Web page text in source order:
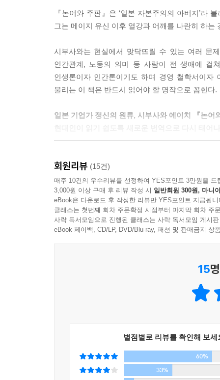
은 오래 지날수록 폐해가 생겨 장점이 단점이 되
날 사람들도 중국의 탕왕이 대야에 새겨 넣은 좌
에 날마다 새로워지려는 마음가짐이 중요하다
--- 「제5장. 이상과 미신」 중에서
『논어와 주판』은 ‘일본 자본주의의 아버지’라
그는 메이지 유신 이후 열강과 어깨를 나란히 하
시부사와는 현실에서 맞닥뜨릴 수 있는 여러 문
인간관계, 노동의 의미 등 사람이 전 생애에 걸
인생론이자 인간론이기도 하며 경영 철학서이자
불리는 이 책은 반드시 읽어야 할 명작으로 꼽힌다.
일본 기업가 정신의 원류, 시부사와 에이치 『논어
여전히 우리에게 큰 인사이트를 주고 있다. 하지
일본 고어(古語)라니 쉽게 읽힐 리가 없다. 일본
국내에도 이 책이 여러 형태로 번역되어 출간되
오랜 번역 기간을 거쳐 단어 하나하나를 현대화면
회원리뷰 (15건)
매주 10건의 우수리뷰를 선정하여 YES포인트 3만원을 드
3,000원 이상 구매 후 리뷰 작성 시 일반회원 300원, 마니
eBook은 다운로드 후 작성한 리뷰만 YES포인트 지급됩니
클래스는 첫번째 회차 주문확정 시점부터 마지막 회차 주
사락 독서모임으로 진행된 클래스는 사락 독서모임 게시
eBook 페이백, CD/LP, DVD/Blu-ray, 패션 및 판매금지 상
15
별점별로 리뷰를 확인해 보세
60%
33%